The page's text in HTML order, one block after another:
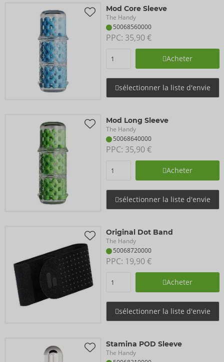
Mod Core Sleeve
The Handy
50068560000
PPC: 35,90 €
Acheter
sélectionner la liste d'envie
Mod Long Sleeve
The Handy
50068640000
PPC: 35,90 €
Acheter
sélectionner la liste d'envie
Original Dot Band
The Handy
50068720000
PPC: 19,90 €
Acheter
sélectionner la liste d'envie
Stamina POD Sleeve
The Handy